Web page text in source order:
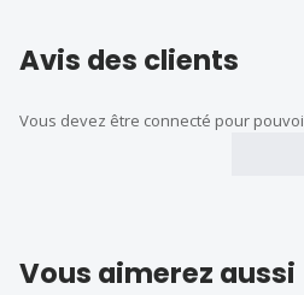
Avis des clients
Vous devez être connecté pour
Vous aimerez aussi